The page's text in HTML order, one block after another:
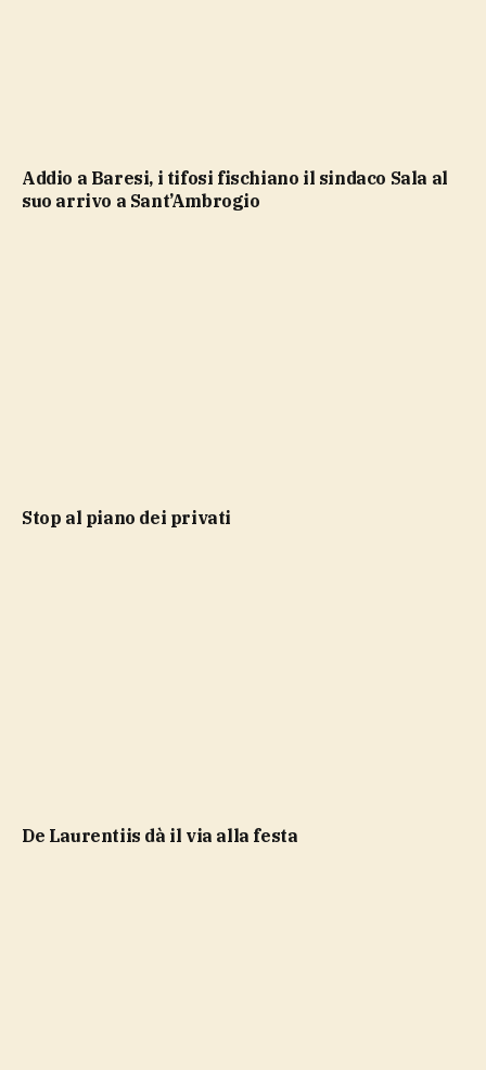
Addio a Baresi, i tifosi fischiano il sindaco Sala al
suo arrivo a Sant’Ambrogio
stop al piano dei privati
De Laurentiis dà il via alla festa